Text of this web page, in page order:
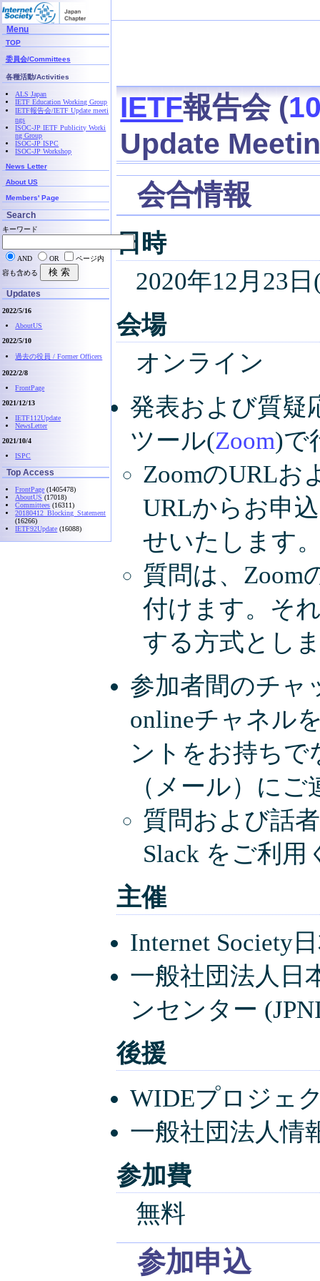
IETF報告会 (
Update
会合情報
日時
2020年12月23
会場
オンライン
発表および質疑
ツール(Zoom)で
ZoomのURLお
URLからお申
せいたします
質問は、Zoom
付けます。そ
する方式とし
参加者間のチャ
onlineチャネル
ントをお持ちで
（メール）に
質問および話
Slack をご利用
主催
Internet Society
一般社団法人日
ンセンター
後援
WIDEプロジェ
一般社団法人情
参加費
無料
参加申込
Menu
TOP
委員会/Committees
各種活動/Activities
ALS Japan
IETF Education Working Group
IETF報告会/IETF Update meeti
ngs
ISOC-JP IETF Publicity Worki
ng Group
ISOC-JP ISPC
ISOC-JP Workshop
News Letter
About US
Members' Page
Search
キーワード
AND OR
ページ内
容も含める
Updates
2022/5/16
AboutUS
2022/5/10
過去の役員 / Former Officers
2022/2/8
FrontPage
2021/12/13
IETF112Update
NewsLetter
2021/10/4
ISPC
Top Access
FrontPage (1405478)
AboutUS (17018)
Committees (16311)
20180412_Blocking_Statement
(16266)
IETF92Update (16088)